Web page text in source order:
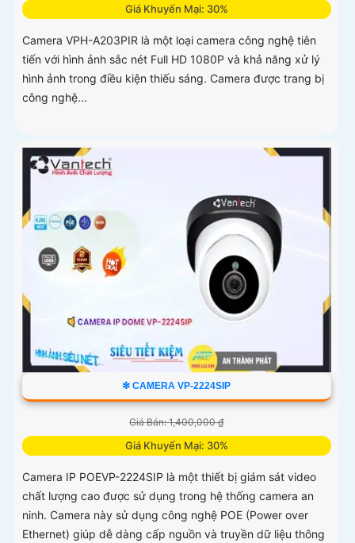
Giá Khuyến Mại: 30%
Camera VPH-A203PIR là một loại camera công nghệ tiên
tiến với hình ảnh sắc nét Full HD 1080P và khả năng xử lý
hình ảnh trong điều kiện thiếu sáng. Camera được trang bị
công nghệ...
❇ CAMERA VP-2224SIP
Giá Bán: 1,400,000 ₫
Giá Khuyến Mại: 30%
Camera IP POEVP-2224SIP là một thiết bị giám sát video
chất lượng cao được sử dụng trong hệ thống camera an
ninh. Camera này sử dụng công nghệ POE (Power over
Ethernet) giúp dễ dàng cấp nguồn và truyền dữ liệu thông